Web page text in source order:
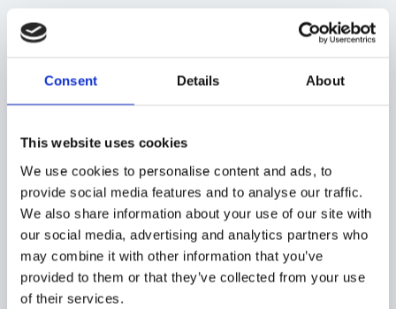
Consent Details About
This website uses cookies
We use cookies to personalise content and ads, to
provide social media features and to analyse our traffic.
We also share information about your use of our site with
our social media, advertising and analytics partners who
may combine it with other information that you’ve
provided to them or that they’ve collected from your use
of their services.